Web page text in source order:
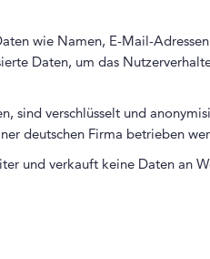
wie Namen, E-Mail-
Daten, um das
sind verschlüsselt und
deutschen Firma betrieben
und verkauft keine Daten an